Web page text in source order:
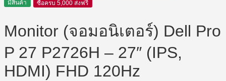
มีสินค้า ซื้อครบ 5,000 ส่งฟรี
Monitor (จอมอนิเตอร์) Dell Pro
P 27 P2726H​ – 27″ (IPS,
HDMI) FHD 120Hz